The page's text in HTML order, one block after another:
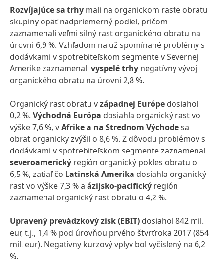
Rozvíjajúce sa trhy mali na organickom raste obratu
skupiny opäť nadpriemerný podiel, pričom
zaznamenali veľmi silný rast organického obratu na
úrovni 6,9 %. Vzhľadom na už spomínané problémy s
dodávkami v spotrebiteľskom segmente v Severnej
Amerike zaznamenali vyspelé trhy negatívny vývoj
organického obratu na úrovni 2,8 %.
Organický rast obratu vzápadnej Európe dosiahol
0,2 %. Východná Európa dosiahla organický rast vo
výške 7,6 %, vAfrike a na Strednom Východesa
obrat organicky zvýšil o 8,6 %. Z dôvodu problémov s
dodávkami v spotrebiteľskom segmente zaznamenal
severoamerický región organický pokles obratu o
6,5 %, zatiaľ čo Latinská Amerika dosiahla organický
rast vo výške 7,3 % a ázijsko-pacifický región
zaznamenal organický rast obratu o 4,2 %.
Upravený prevádzkový zisk(EBIT) dosiahol 842 mil.
eur, t.j., 1,4 % pod úrovňou prvého štvrťroka 2017 (854
mil. eur). Negatívny kurzový vplyv bol vyčíslený na 6,2
%.